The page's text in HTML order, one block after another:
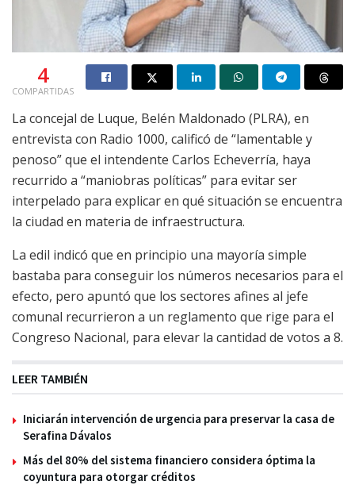
4
COMPARTIDAS
La concejal de Luque, Belén Maldonado (PLRA), en
entrevista con Radio 1000, calificó de “lamentable y
penoso” que el intendente Carlos Echeverría, haya
recurrido a “maniobras políticas” para evitar ser
interpelado para explicar en qué situación se encuentra
la ciudad en materia de infraestructura.
La edil indicó que en principio una mayoría simple
bastaba para conseguir los números necesarios para el
efecto, pero apuntó que los sectores afines al jefe
comunal recurrieron a un reglamento que rige para el
Congreso Nacional, para elevar la cantidad de votos a 8.
LEER TAMBIÉN
Iniciarán intervención de urgencia para preservar la casa de
Serafina Dávalos
Más del 80% del sistema financiero considera óptima la
coyuntura para otorgar créditos